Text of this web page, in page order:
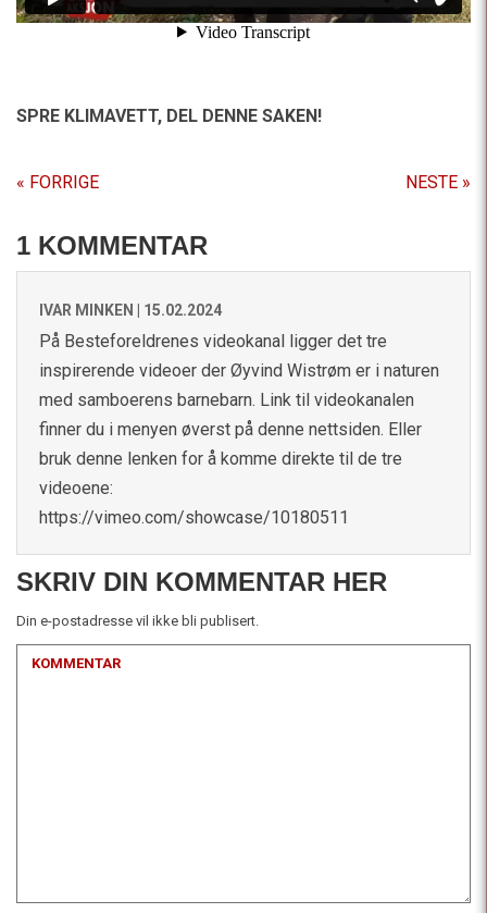
SPRE KLIMAVETT, DEL DENNE SAKEN!
« FORRIGE NESTE »
1 KOMMENTAR
IVAR MINKEN | 15.02.2024
På Besteforeldrenes videokanal ligger det tre
inspirerende videoer der Øyvind Wistrøm er i naturen
med samboerens barnebarn. Link til videokanalen
finner du i menyen øverst på denne nettsiden. Eller
bruk denne lenken for å komme direkte til de tre
videoene:
https://vimeo.com/showcase/10180511
SKRIV DIN KOMMENTAR HER
Din e-postadresse vil ikke bli publisert.
KOMMENTAR